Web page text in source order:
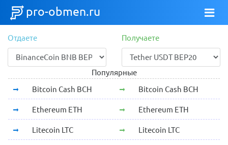
pro-obmen.ru
Отдаете Получаете
Популярные
Bitcoin Cash BCH
Bitcoin Cash BCH
Ethereum ETH Ethereum ETH
Litecoin LTC Litecoin LTC